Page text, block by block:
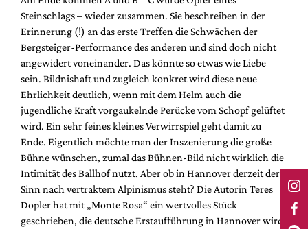
Steinschlags – wieder zusammen. Sie beschreiben in der
Erinnerung (!) an das erste Treffen die Schwächen der
Bergsteiger-Performance des anderen und sind doch nicht
angewidert voneinander. Das könnte so etwas wie Liebe
sein. Bildnishaft und zugleich konkret wird diese neue
Ehrlichkeit deutlich, wenn mit dem Helm auch die
jugendliche Kraft vorgaukelnde Perücke vom Schopf gelüftet
wird. Ein sehr feines kleines Verwirrspiel geht damit zu
Ende. Eigentlich möchte man der Inszenierung die große
Bühne wünschen, zumal das Bühnen-Bild nicht wirklich die
Intimität des Ballhof nutzt. Aber ob in Hannover derzeit der
Sinn nach vertraktem Alpinismus steht? Die Autorin Teres
Dopler hat mit „Monte Rosa“ ein wertvolles Stück
geschrieben, die deutsche Erstaufführung in Hannover wird